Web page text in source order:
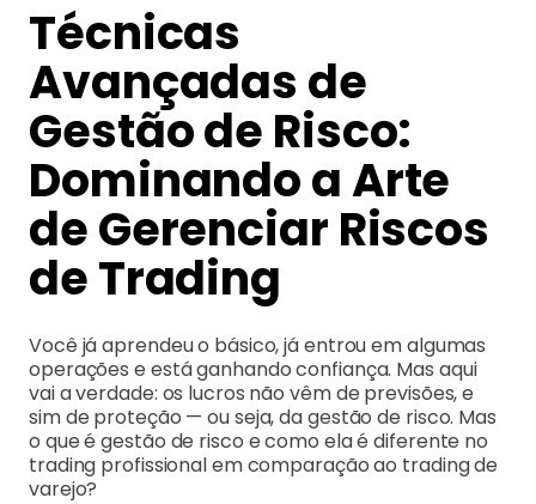
Técnicas
Avançadas de
Gestão de Risco:
Dominando a Arte
de Gerenciar Riscos
de Trading
Você já aprendeu o básico, já entrou em algumas
operações e está ganhando confiança. Mas aqui
vai a verdade: os lucros não vêm de previsões, e
sim de proteção — ou seja, da gestão de risco. Mas
o que é gestão de risco e como ela é diferente no
trading profissional em comparação ao trading de
varejo?